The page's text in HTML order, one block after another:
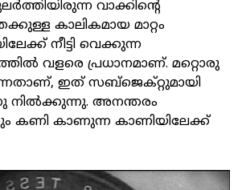
വാക്കിന്റെ
കാലികമായ മാറ്റം
നീട്ടി വെക്കുന്ന
വളരെ പ്രധാനമാണ്. മറ്റൊരു
ഇത് സബ്‌ജെക്റ്റുമായി
അനന്തരം
കണി കാണുന്ന കാണിയിലേക്ക്